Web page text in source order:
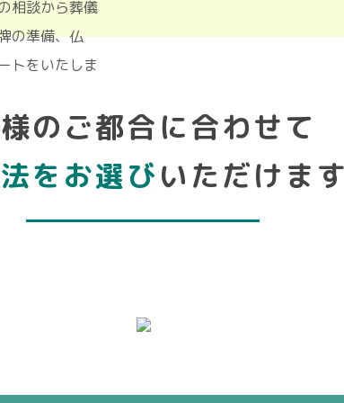
前の相談から葬儀
、位牌の準備、仏
ポートをいたしま
のご都合に合わせて
をお選びいただけま